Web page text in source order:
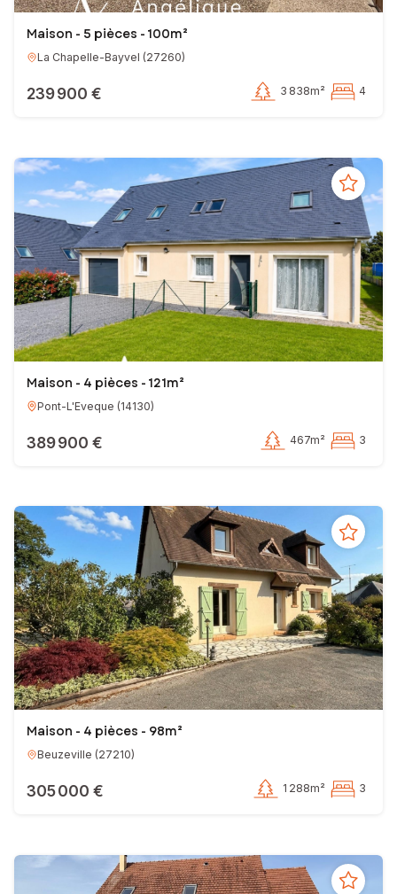
Maison - 5 pièces - 100m²
La Chapelle-Bayvel (27260)
239 900 € 3 838m² 4
Maison - 4 pièces - 121m²
Pont-L'Eveque (14130)
389 900 € 467m² 3
Maison - 4 pièces - 98m²
Beuzeville (27210)
305 000 € 1 288m² 3